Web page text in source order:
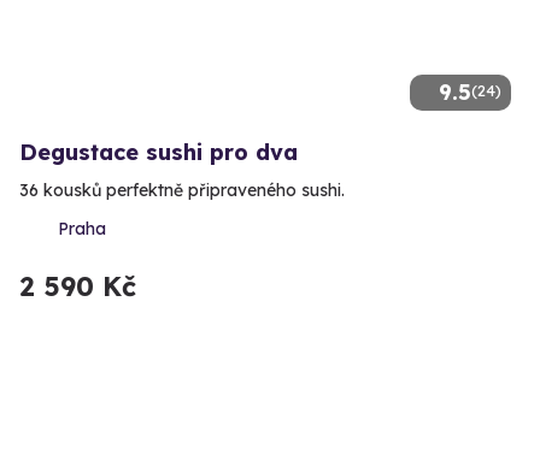
9.5(24)
Degustace sushi pro dva
36 kousků perfektně připraveného sushi.
Praha
2 590 Kč